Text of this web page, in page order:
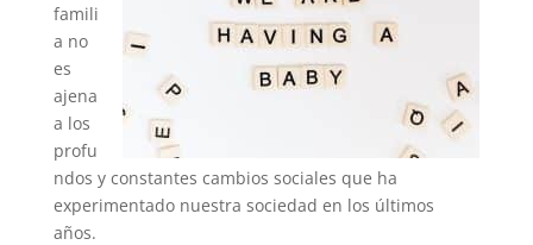
famili
a no
es
ajena
a los
profu
ndos y constantes cambios sociales que ha
experimentado nuestra sociedad en los últimos
años.